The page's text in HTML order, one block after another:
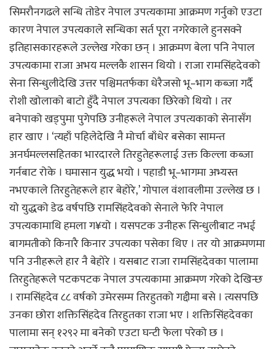
सिमरौनगढले सन्धि तोडेर नेपाल उपत्यकामा आक्रमण गर्नुको एउटा
कारण नेपाल उपत्यकाले सन्धिका सर्त पूरा नगरेकाले हुनसक्ने
इतिहासकारहरूले उल्लेख गरेका छन् । आक्रमण बेला पनि नेपाल
उपत्यकामा राजा अभय मल्लकै शासन थियो । राजा रामसिंहदेवको
सेना सिन्धुलीदेखि उत्तर पश्चिमतर्फका धेरैजसो भू–भाग कब्जा गर्दै
रोशी खोलाको बाटो हुँदै नेपाल उपत्यका छिरेको थियो । तर
बनेपाको खड्पुमा पुगेपछि उनीहरूले नेपाल उपत्यकाको सेनासँग
हार खाए । ‘त्यहाँ पहिलेदेखि नै मोर्चा बाँधेर बसेका सामन्त
अनर्घमल्लसहितका भारदारले तिरहुतेहरूलाई उक्त किल्ला कब्जा
गर्नबाट रोके । घमासान युद्ध भयो । पहाडी भू–भागमा अभ्यस्त
नभएकाले तिरहुतेहरूले हार बेहोरे,’ गोपाल वंशावलीमा उल्लेख छ ।
यो युद्धको डेढ वर्षपछि रामसिंहदेवको सेनाले फेरि नेपाल
उपत्यकामाथि हमला ग¥यो । यसपटक उनीहरू सिन्धुलीबाट नभई
बागमतीको किनारै किनार उपत्यका पसेका थिए । तर यो आक्रमणमा
पनि उनीहरूले हार नै बेहोरे । यसबाट राजा रामसिंहदेवका पालामा
तिरहुतेहरूले पटकपटक नेपाल उपत्यकामा आक्रमण गरेको देखिन्छ
। रामसिंहदेव ८८ वर्षको उमेरसम्म तिरहुतको गद्दीमा बसे । त्यसपछि
उनका छोरा शक्तिसिंहदेव तिरहुतका राजा भए । शक्तिसिंहदेवका
पालामा सन् १२९२ मा बनेको एउटा घन्टी फेला परेको छ ।